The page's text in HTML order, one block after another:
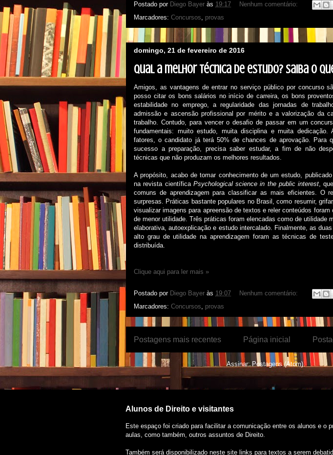
Postado por Diego Bayer às 19:17
Nenhum comentário:
Marcadores: Concursos provas
domingo, 21 de fevereiro de 2016
Qual a melhor técnica de estudo? Saiba o
Amigos, as vantagens de entrar no serviço público por concurso
posso citar os bons salários no início de carreira, os bons
estabilidade no emprego, a regularidade das jornadas de
admissão e ascensão profissional por mérito e a valorização da
trabalho. Contudo, para vencer o desafio de passar em um
fundamentais: muito estudo, muita disciplina e muita dedicação.
fatores, o candidato já terá 50% de chances de aprovação. Para
sucesso a preparação, precisa saber estudar, a fim de não
técnicas que não produzam os melhores resultados.
A propósito, acabo de tomar conhecimento de um estudo,
na revista científica Psychological science in the public interest ,
comuns de aprendizagem para classificar as mais eficientes. O
surpresas. Práticas bastante populares no Brasil, como resumir,
visualizar imagens para apreensão de textos e reler conteúdos
de menor utilidade. Três práticas foram elencadas como de utilidade
elaborativa, autoexplicação e estudo intercalado. Finalmente, as
alto grau de utilidade na aprendizagem foram as técnicas de
distribuída.
Clique aqui para ler mais »
Postado por Diego Bayer às 19:07
Nenhum comentário:
Marcadores: Concursos provas
Postagens mais recentes Página inicial
Assinar:Postagens (Atom)
Alunos de Direito e visitantes
Este espaço foi criado para facilitar a comunicação entre os alunos e o
aulas, como também, outros assuntos de Direito.
Também será disponibilizado neste site links para textos a serem